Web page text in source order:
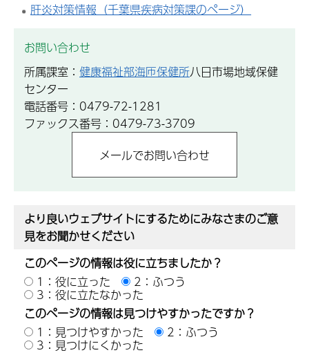
肝炎対策情報（千葉県疾病対策課のページ）
お問い合わせ
所属課室： 健康福祉部海匝保健所八日市場地域保健
センター
電話番号：0479-72-1281
ファックス番号：0479-73-3709
より良いウェブサイトにするためにみなさまのご意
見をお聞かせください
このページの情報は役に立ちましたか？
1：役に立った
2：ふつう
3：役に立たなかった
このページの情報は見つけやすかったですか？
1：見つけやすかった
2：ふつう
3：見つけにくかった